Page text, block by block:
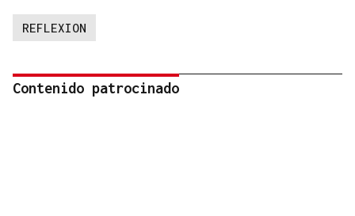
REFLEXION
Contenido patrocinado